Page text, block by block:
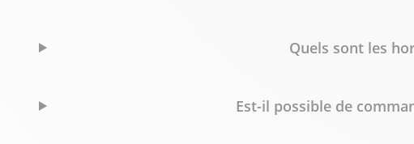
Quels sont les
Est-il possible de